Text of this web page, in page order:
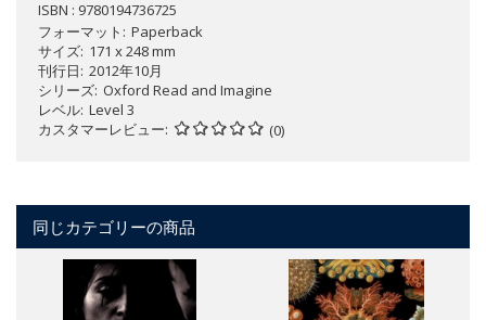
ISBN : 9780194736725
フォーマット
Paperback
サイズ 171 x 248 mm
刊行日 2012年10月
シリーズ Oxford Read and Imagine
レベル Level 3
カスタマーレビュー
(0)
同じカテゴリーの商品